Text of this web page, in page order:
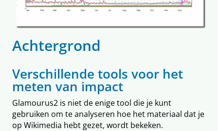
Achtergrond
Verschillende tools voor het
meten van impact
Glamourus2 is niet de enige tool die je kunt
gebruiken om te analyseren hoe het materiaal dat je
op Wikimedia hebt gezet, wordt bekeken.